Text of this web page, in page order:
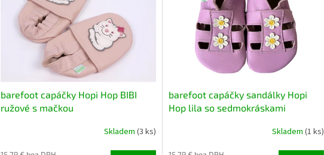
barefoot capáčky Hopi Hop BIBI
ružové s mačkou
Skladem (3 ks)
barefoot capáčky sandálky Hopi
Hop lila so sedmokráskami
Skladem (1 ks)